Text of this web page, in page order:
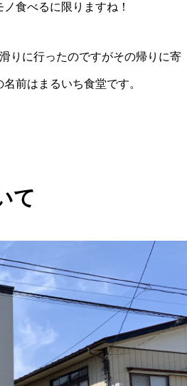
食べるに限りますね！
りに行ったのですがその帰りに寄
前はまるいち食堂です。
て